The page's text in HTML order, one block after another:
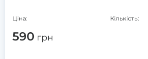
Ціна:
590 грн
Кількість: